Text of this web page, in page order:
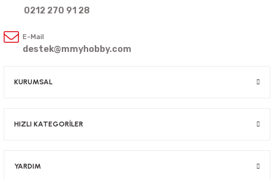
0212 270 91 28
E-Mail
destek@mmyhobby.com
KURUMSAL
HIZLI KATEGORİLER
YARDIM